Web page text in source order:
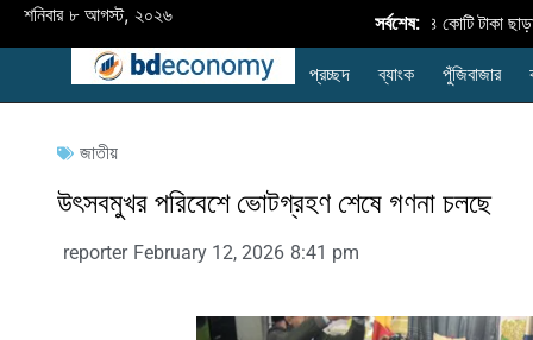
শনিবার ৮ আগস্ট, ২০২৬ সর্বশেষ:
অর্থবছর ২৬-এ কৃষি ঋণ বিতরণ ৪২,৮৩৪ কোটি টাকা ছাড়াল:
প্রচ্ছদ ব্যাংক পুঁজিবাজার
জাতীয়
উৎসবমুখর পরিবেশে ভোটগ্রহণ শেষে গণনা চলছে
reporter February 12, 2026 8:41 pm